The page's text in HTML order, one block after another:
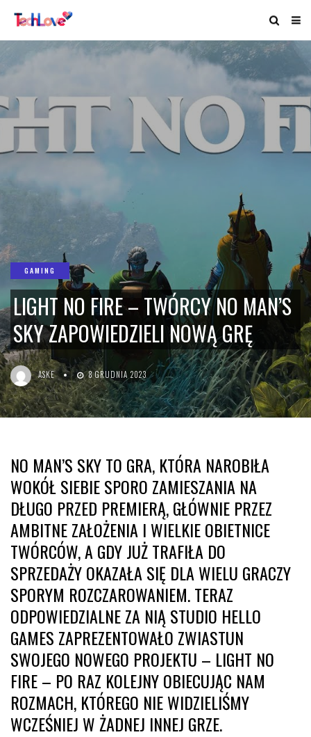
GAMING
LIGHT NO FIRE – TWÓRCY NO MAN’S
SKY ZAPOWIEDZIELI NOWĄ GRĘ
ASKE 8 GRUDNIA 2023
NO MAN’S SKY TO GRA, KTÓRA NAROBIŁA
WOKÓŁ SIEBIE SPORO ZAMIESZANIA NA
DŁUGO PRZED PREMIERĄ, GŁÓWNIE PRZEZ
AMBITNE ZAŁOŻENIA I WIELKIE OBIETNICE
TWÓRCÓW, A GDY JUŻ TRAFIŁA DO
SPRZEDAŻY OKAZAŁA SIĘ DLA WIELU GRACZY
SPORYM ROZCZAROWANIEM. TERAZ
ODPOWIEDZIALNE ZA NIĄ STUDIO HELLO
GAMES ZAPREZENTOWAŁO ZWIASTUN
SWOJEGO NOWEGO PROJEKTU – LIGHT NO
FIRE – PO RAZ KOLEJNY OBIECUJĄC NAM
ROZMACH, KTÓREGO NIE WIDZIELIŚMY
WCZEŚNIEJ W ŻADNEJ INNEJ GRZE.